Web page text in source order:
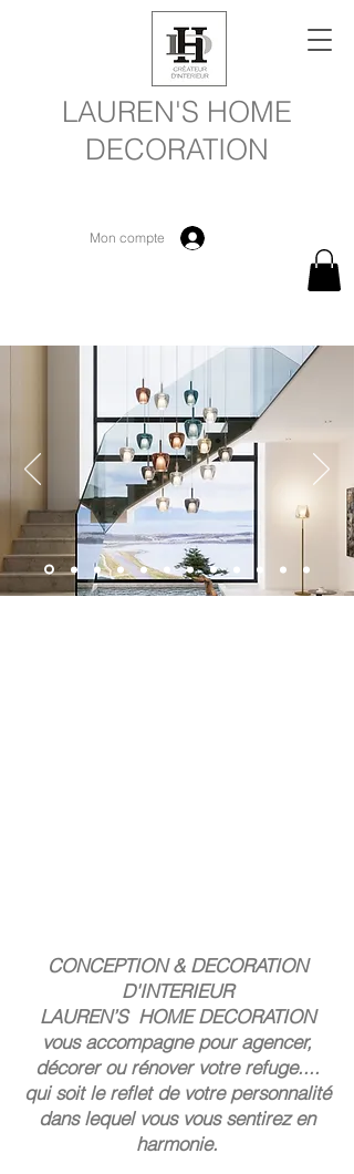
LAUREN'S HOME
DECORATION
Mon compte
CONCEPTION & DECORATION
D'INTERIEUR
LAUREN’S HOME DECORATION
vous accompagne pour agencer,
décorer ou rénover votre refuge....
qui soit le reflet de votre personnalité
dans lequel vous vous sentirez en
harmonie.